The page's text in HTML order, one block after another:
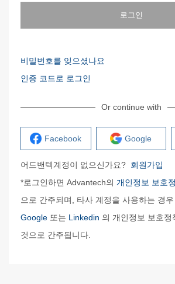
로그인
비밀번호를 잊으셨나요
인증 코드로 로그인
Or continue with
Facebook Google
어드밴텍계정이 없으신가요? 회원가입
*로그인하면 Advantech의 개인정보 보호
으로 간주되며, 타사 계정을 사용하는 경우
Google 또는 Linkedin 의 개인정보 보호정
것으로 간주됩니다.